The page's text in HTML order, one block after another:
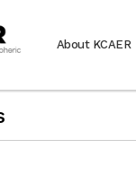
About KCAER